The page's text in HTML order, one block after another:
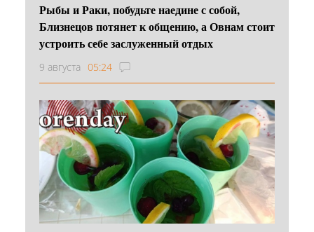
Рыбы и Раки, побудьте наедине с собой,
Близнецов потянет к общению, а Овнам стоит
устроить себе заслуженный отдых
9 августа 05:24